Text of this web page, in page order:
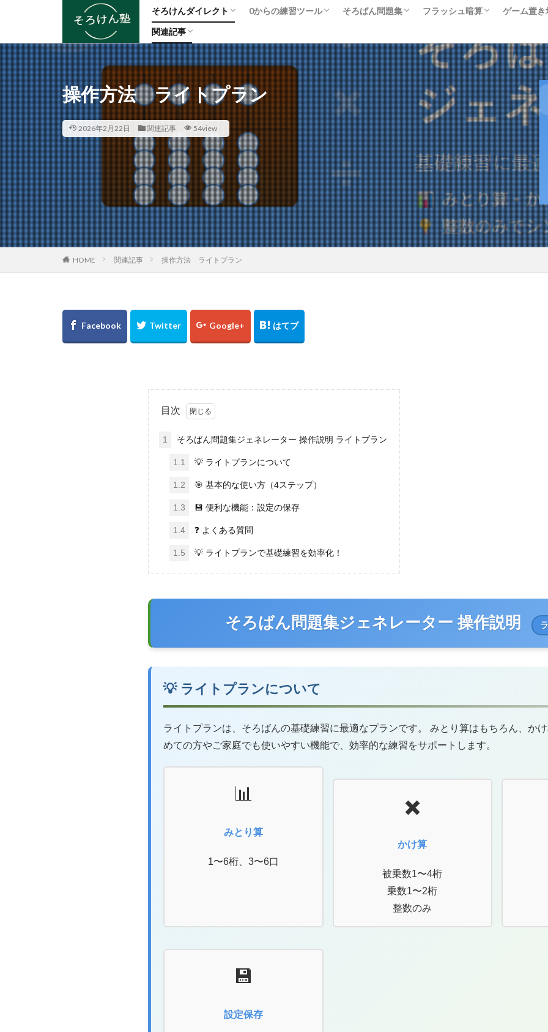
そろけんダイレクト
⚡ アダプティブ出題機能 操作説明 スタンダ
ード プロプラン
【練習効率4〜6倍・準備はたった1分】不合
格の悔し涙を、次こそ笑顔に変える
操作方法 ライトプラン
操作方法 スタンダードプラン
操作方法 プロプラン
0からの練習ツール そろばん問題集 フラッシュ暗算
ゲーム置き
関連記事
アダプティブ出題機能とは？採点するだけで
弱点克服プリントが自動完成｜そろけんダイ
レクト
そろばんの自宅練習を仕組み化する方法｜月
380円でプロ仕様の練習環境を作る
「計算が早くなる」だけじゃない。AI時代
にそろばんが「最強の習い事」と言われる3
つの理由
そろばんの自宅練習で「3桁の壁」を突破す
る方法｜そろけん塾
そろばんは何歳から？3歳・7歳・10歳それ
ぞれのメリットと「始めどき」を徹底解説
操作方法 ライトプラン
2026年2月22日 関連記事 54view
HOME 関連記事 操作方法 ライトプラン
目次
1 そろばん問題集ジェネレーター 操作説明 ライトプラン
1.1 💡 ライトプランについて
1.2 🎯 基本的な使い方（4ステップ）
1.3 💾 便利な機能：設定の保存
1.4 ❓ よくある質問
1.5 💡 ライトプランで基礎練習を効率化！
そろばん問題集ジェネレーター 操作説明
💡 ライトプランについて
ライトプランは、そろばんの基礎練習に最適なプランです。 みとり算はもちろん、か
めての方やご家庭でも使いやすい機能で、効率的な練習をサポートします。
📊
みとり算
1〜6桁、3〜6口
✖️
かけ算
被乗数1〜4桁
乗数1〜2桁
整数のみ
💾
設定保存
ード プロプラン
格の悔し涙を、次こそ笑顔に変える
アダプティブ出題機能とは？採点するだけで
弱点克服プリントが自動完成｜そろけんダイ
レクト
そろばんの自宅練習を仕組み化する方法｜月
380円でプロ仕様の練習環境を作る
「計算が早くなる」だけじゃない。AI時代
にそろばんが「最強の習い事」と言われる3
つの理由
そろばんの自宅練習で「3桁の壁」を突破す
る方法｜そろけん塾
そろばんは何歳から？3歳・7歳・10歳それ
ぞれのメリットと「始めどき」を徹底解説
カテゴリー
検索